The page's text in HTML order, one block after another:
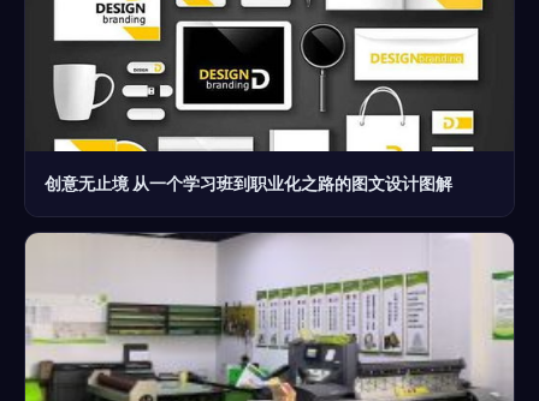
创意无止境 从一个学习班到职业化之路的图文设计图解